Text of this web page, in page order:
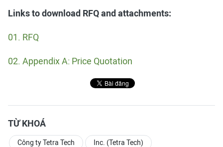
Links to download RFQ and attachments:
01. RFQ
02. Appendix A: Price Quotation
TỪ KHOÁ
Công ty Tetra Tech Inc. (Tetra Tech)